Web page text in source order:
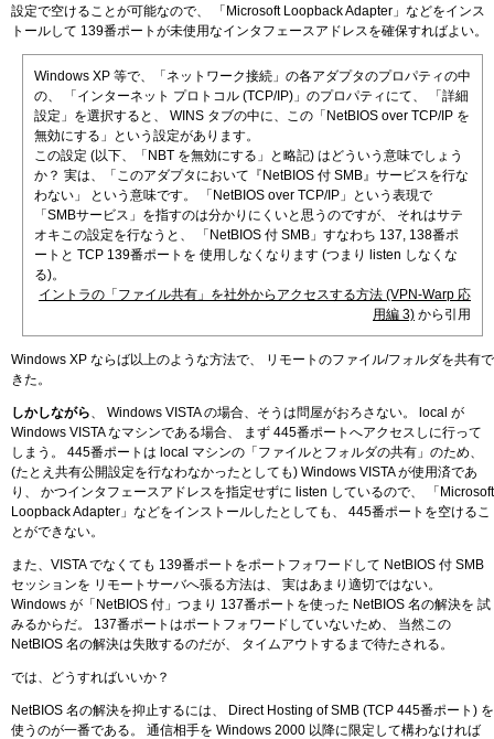
設定で空けることが可能なので、 「Microsoft Loopback Adapter」などをインス
トールして 139番ポートが未使用なインタフェースアドレスを確保すればよい。
Windows XP 等で、「ネットワーク接続」の各アダプタのプロパティの中
の、 「インターネット プロトコル (TCP/IP)」のプロパティにて、 「詳細
設定」を選択すると、 WINS タブの中に、この「NetBIOS over TCP/IP を
無効にする」という設定があります。
この設定 (以下、「NBT を無効にする」と略記) はどういう意味でしょう
か？ 実は、「このアダプタにおいて『NetBIOS 付 SMB』サービスを行な
わない」 という意味です。 「NetBIOS over TCP/IP」という表現で
「SMBサービス」を指すのは分かりにくいと思うのですが、 それはサテ
オキこの設定を行なうと、 「NetBIOS 付 SMB」すなわち 137, 138番ポ
ートと TCP 139番ポートを 使用しなくなります (つまり listen しなくな
る)。
イントラの「ファイル共有」を社外からアクセスする方法 (VPN-Warp 応
用編 3) から引用
Windows XP ならば以上のような方法で、 リモートのファイル/フォルダを共有で
きた。
しかしながら、 Windows VISTA の場合、そうは問屋がおろさない。 local が
Windows VISTA なマシンである場合、 まず 445番ポートへアクセスしに行って
しまう。 445番ポートは local マシンの「ファイルとフォルダの共有」のため、
(たとえ共有公開設定を行なわなかったとしても) Windows VISTA が使用済であ
り、 かつインタフェースアドレスを指定せずに listen しているので、 「Microsoft
Loopback Adapter」などをインストールしたとしても、 445番ポートを空けるこ
とができない。
また、VISTA でなくても 139番ポートをポートフォワードして NetBIOS 付 SMB
セッションを リモートサーバへ張る方法は、 実はあまり適切ではない。
Windows が「NetBIOS 付」つまり 137番ポートを使った NetBIOS 名の解決を 試
みるからだ。 137番ポートはポートフォワードしていないため、 当然この
NetBIOS 名の解決は失敗するのだが、 タイムアウトするまで待たされる。
では、どうすればいいか？
NetBIOS 名の解決を抑止するには、 Direct Hosting of SMB (TCP 445番ポート) を
使うのが一番である。 通信相手を Windows 2000 以降に限定して構わなければ